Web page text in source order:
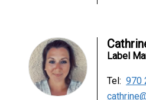
Label
Tel: 970